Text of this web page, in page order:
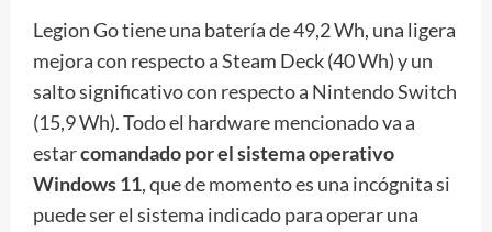
Legion Go tiene una batería de 49,2 Wh, una ligera
mejora con respecto a Steam Deck (40 Wh) y un
salto significativo con respecto a Nintendo Switch
(15,9 Wh). Todo el hardware mencionado va a
estarcomandado por el sistema operativo
Windows 11, que de momento es una incógnita si
puede ser el sistema indicado para operar una